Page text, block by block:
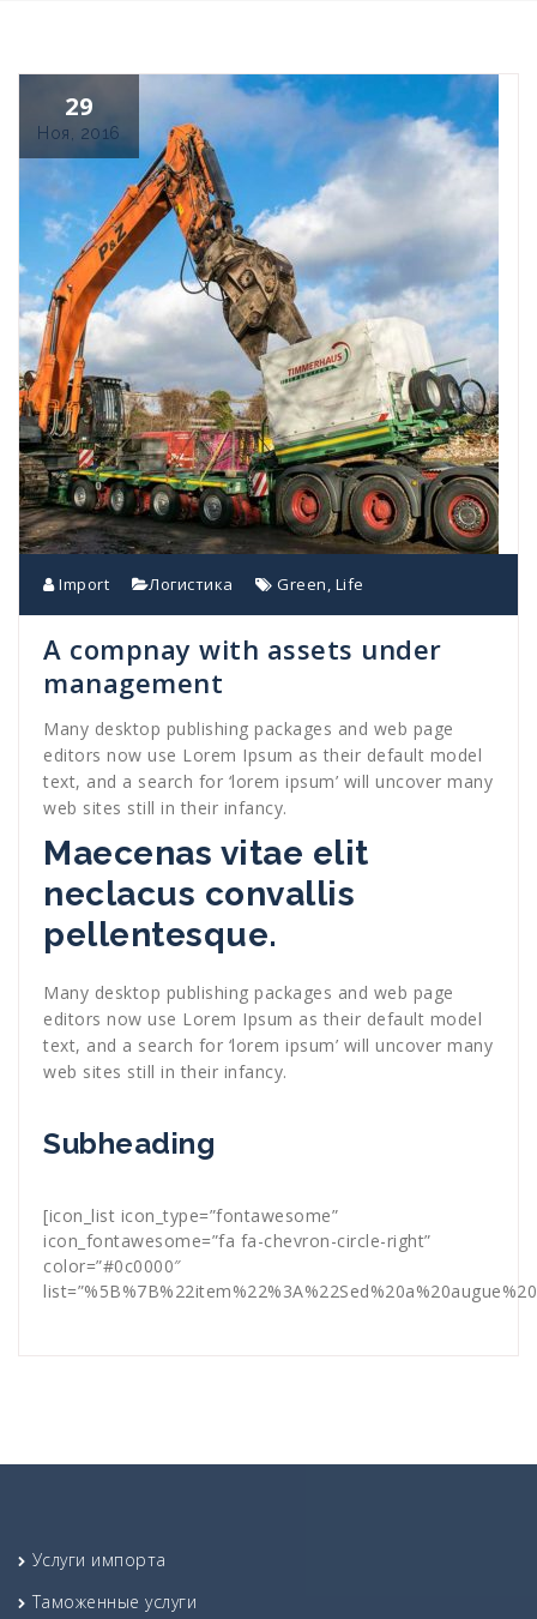
29
Ноя, 2016
Import Логистика Green, Life
A compnay with assets under
management
Many desktop publishing packages and web page
editors now use Lorem Ipsum as their default model
text, and a search for ‘lorem ipsum’ will uncover many
web sites still in their infancy.
Maecenas vitae elit
neclacus convallis
pellentesque.
Many desktop publishing packages and web page
editors now use Lorem Ipsum as their default model
text, and a search for ‘lorem ipsum’ will uncover many
web sites still in their infancy.
Subheading
[icon_list icon_type=”fontawesome”
icon_fontawesome=”fa fa-chevron-circle-right”
color=”#0c0000″
Услуги импорта
Таможенные услуги